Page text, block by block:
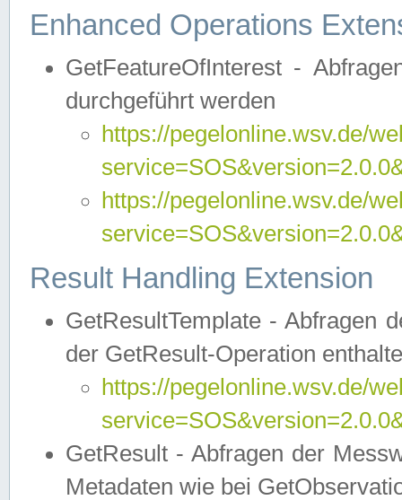
Enhanced Operations
GetFeatureOfInterest -
durchgeführt werden
https://pegelonline.wsv.de/
https://pegelonline.wsv.de/
Result Handling Extension
GetResultTemplate - Abfragen
der GetResult-Operation
https://pegelonline.wsv.de/
GetResult - Abfragen der
Metadaten wie bei